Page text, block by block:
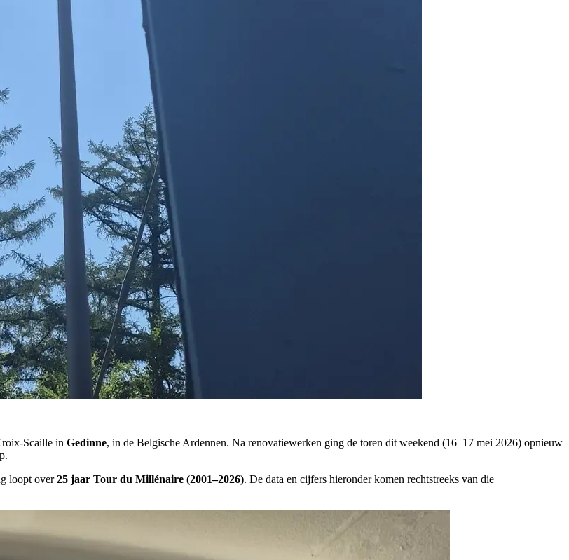
Scaille in Gedinne, in de Belgische Ardennen. Na renovatiewerken ging de toren dit weekend (16–17 mei 2026) opnieuw
loopt over25 jaar Tour du Millénaire (2001–2026). De data en cijfers hieronder komen rechtstreeks van die